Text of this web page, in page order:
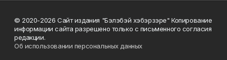
© 2020-2026 Сайт издания "Бэлэбэй хэбэрзэре" Копирование
информации сайта разрешено только с письменного согласия
редакции.
Об использовании персональных данных